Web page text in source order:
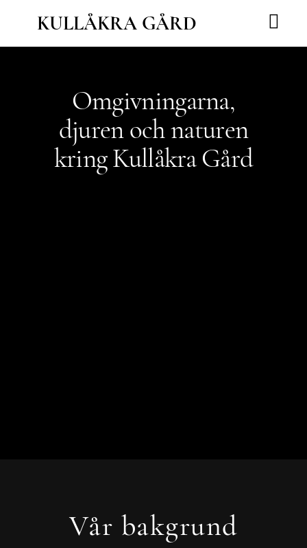
KULLÅKRA GÅRD
Omgivningarna,
djuren och naturen
kring Kullåkra Gård
Vår bakgrund